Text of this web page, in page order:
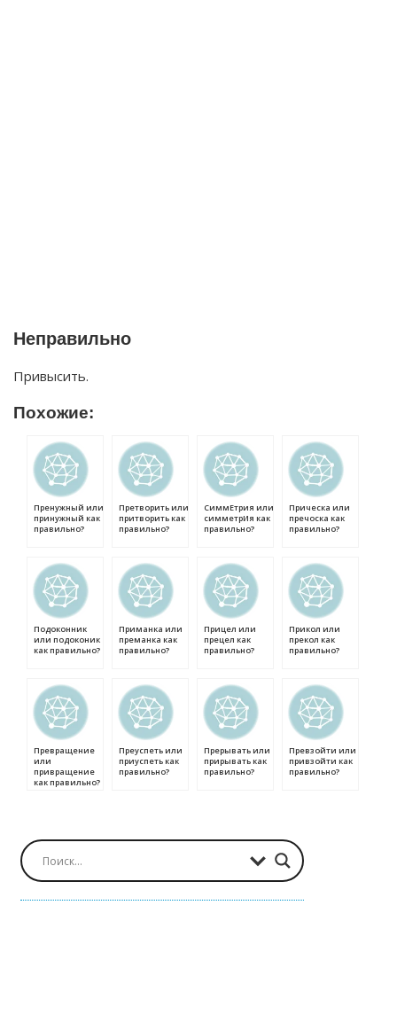
Неправильно
Привысить.
Похожие:
Пренужный или
принужный как
правильно?
Претворить или
притворить как
правильно?
СиммЕтрия или
симметрИя как
правильно?
Прическа или
пречоска как
правильно?
Подоконник
или подоконик
как правильно?
Приманка или
преманка как
правильно?
Прицел или
прецел как
правильно?
Прикол или
прекол как
правильно?
Превращение
или
привращение
как правильно?
Преуспеть или
приуспеть как
правильно?
Прерывать или
прирывать как
правильно?
Превзойти или
привзойти как
правильно?